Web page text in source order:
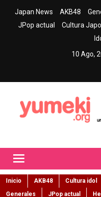
Japan News AKB48
JPop actual
Cultura
10 Ago,
Inicio AKB48 Cultura idol
Generales
JPop actual